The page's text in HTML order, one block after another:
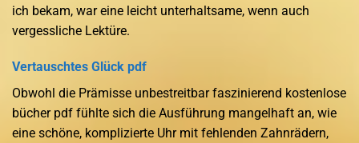
ich bekam, war eine leicht unterhaltsame, wenn auch
vergessliche Lektüre.
Vertauschtes Glück pdf
Obwohl die Prämisse unbestreitbar faszinierend kostenlose
bücher pdf fühlte sich die Ausführung mangelhaft an, wie
eine schöne, komplizierte Uhr mit fehlenden Zahnrädern,